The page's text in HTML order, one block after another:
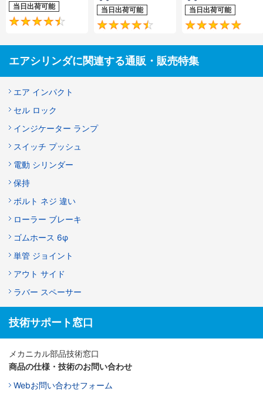
当日出荷可能
4.5
当日出荷可能
4.6
当日出荷可能
エアシリンダに関連する通販・販売特集
エア インパクト
セル ロック
インジケーター ランプ
スイッチ プッシュ
電動 シリンダー
保持
ボルト ネジ 違い
ローラー ブレーキ
ゴムホース 6φ
単管 ジョイント
アウト サイド
ラバー スペーサー
技術サポート窓口
メカニカル部品技術窓口
商品の仕様・技術のお問い合わせ
Webお問い合わせフォーム